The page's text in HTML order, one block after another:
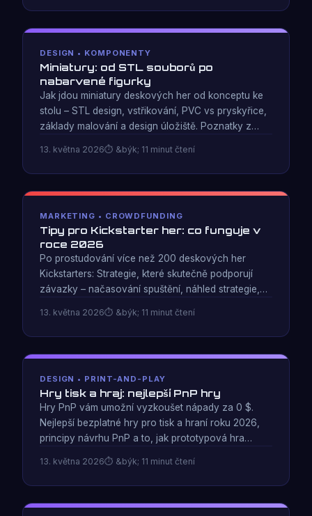
DESIGN • KOMPONENTY
Miniatury: od STL souborů po
nabarvené figurky
Jak jdou miniatury deskových her od konceptu ke
stolu – STL design, vstřikování, PVC vs pryskyřice,
základy malování a design úložiště. Poznatky z
13. května 2026 &býk; 11 minut čtení
MARKETING • CROWDFUNDING
Tipy pro Kickstarter her: co funguje v
roce 2026
Po prostudování více než 200 deskových her
Kickstarters: Strategie, které skutečně podporují
závazky – načasování spuštění, náhled strategie,
neúspěšných kampaní pokazilo.
13. května 2026 &býk; 11 minut čtení
DESIGN • PRINT-AND-PLAY
Hry tisk a hraj: nejlepší PnP hry
Hry PnP vám umožní vyzkoušet nápady za 0 $.
Nejlepší bezplatné hry pro tisk a hraní roku 2026,
principy návrhu PnP a to, jak prototypová hra
testování.
13. května 2026 &býk; 11 minut čtení